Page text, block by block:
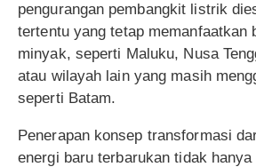
pengurangan pembangkit listrik
tertentu yang tetap memanfaatkan
minyak, seperti Maluku, Nusa
atau wilayah lain yang masih
seperti Batam.
Penerapan konsep transformasi
energi baru terbarukan tidak